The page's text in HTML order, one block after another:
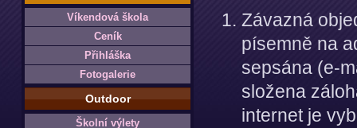
Víkendová škola
Ceník
Přihláška
Fotogalerie
Outdoor
Školní výlety
Závazná
písemně na
sepsána (e-
složena
internet je